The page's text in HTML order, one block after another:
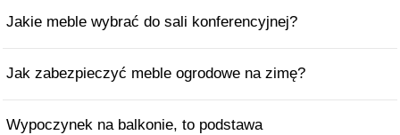
Jakie meble wybrać do sali konferencyjnej?
Jak zabezpieczyć meble ogrodowe na zimę?
Wypoczynek na balkonie, to podstawa